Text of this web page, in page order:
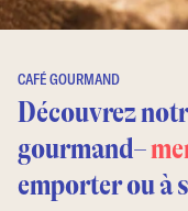
CAFÉ GOURMAND
Découvrez
gourmand–
emporter ou à